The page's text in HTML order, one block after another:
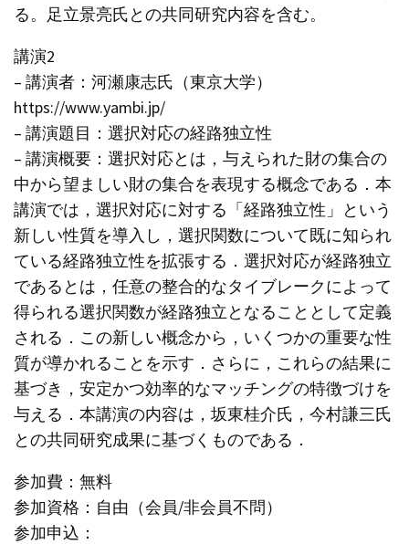
る。足立景亮氏との共同研究内容を含む。
講演2
– 講演者：河瀬康志氏（東京大学）
https://www.yambi.jp/
– 講演題目：選択対応の経路独立性
– 講演概要：選択対応とは，与えられた財の集合の
中から望ましい財の集合を表現する概念である．本
講演では，選択対応に対する「経路独立性」という
新しい性質を導入し，選択関数について既に知られ
ている経路独立性を拡張する．選択対応が経路独立
であるとは，任意の整合的なタイブレークによって
得られる選択関数が経路独立となることとして定義
される．この新しい概念から，いくつかの重要な性
質が導かれることを示す．さらに，これらの結果に
基づき，安定かつ効率的なマッチングの特徴づけを
与える．本講演の内容は，坂東桂介氏，今村謙三氏
との共同研究成果に基づくものである．
参加費：無料
参加資格：自由（会員/非会員不問）
参加申込：